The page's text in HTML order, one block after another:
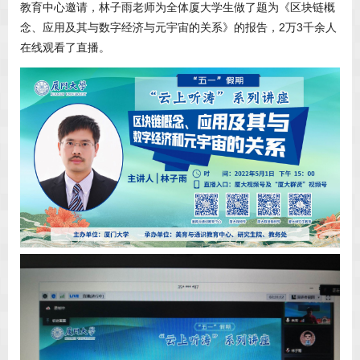
教育中心邀请，林子雨老师为全体厦大学生做了题为《区块链概
念、应用及其与数字经济与元宇宙的关系》的报告，2万3千余人
在线观看了直播。